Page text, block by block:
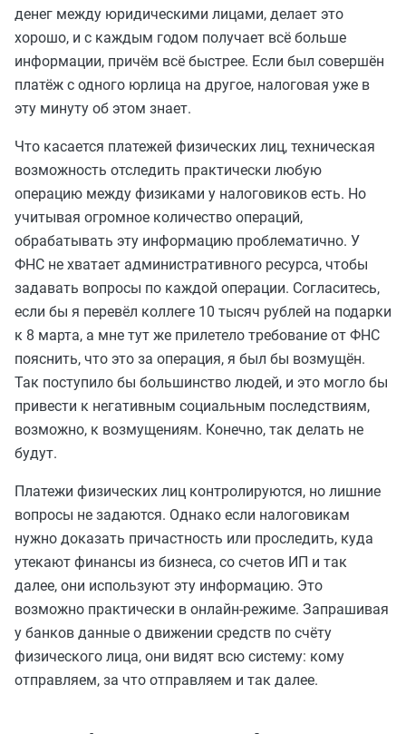
денег между юридическими лицами, делает это
хорошо, и с каждым годом получает всё больше
информации, причём всё быстрее. Если был совершён
платёж с одного юрлица на другое, налоговая уже в
эту минуту об этом знает.
Что касается платежей физических лиц, техническая
возможность отследить практически любую
операцию между физиками у налоговиков есть. Но
учитывая огромное количество операций,
обрабатывать эту информацию проблематично. У
ФНС не хватает административного ресурса, чтобы
задавать вопросы по каждой операции. Согласитесь,
если бы я перевёл коллеге 10 тысяч рублей на подарки
к 8 марта, а мне тут же прилетело требование от ФНС
пояснить, что это за операция, я был бы возмущён.
Так поступило бы большинство людей, и это могло бы
привести к негативным социальным последствиям,
возможно, к возмущениям. Конечно, так делать не
будут.
Платежи физических лиц контролируются, но лишние
вопросы не задаются. Однако если налоговикам
нужно доказать причастность или проследить, куда
утекают финансы из бизнеса, со счетов ИП и так
далее, они используют эту информацию. Это
возможно практически в онлайн-режиме. Запрашивая
у банков данные о движении средств по счёту
физического лица, они видят всю систему: кому
отправляем, за что отправляем и так далее.